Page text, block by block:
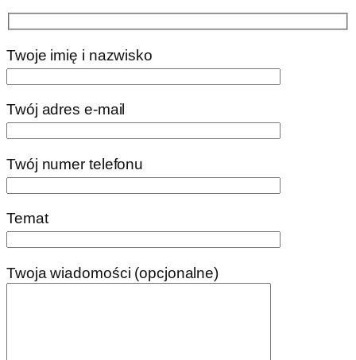
Twoje imię i nazwisko
Twój adres e-mail
Twój numer telefonu
Temat
Twoja wiadomości (opcjonalne)